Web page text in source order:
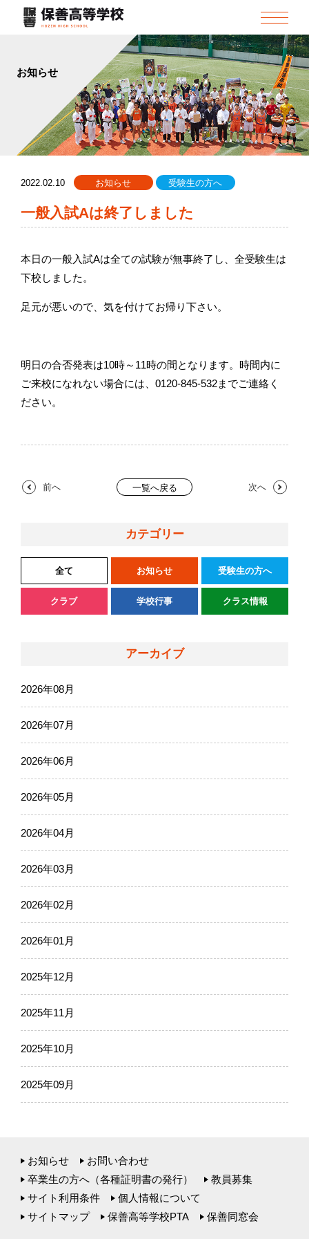
お知らせ
2022.02.10 お知らせ 受験生の方へ
一般入試Aは終了しました
本日の一般入試Aは全ての試験が無事終了し、全受験生は
下校しました。
足元が悪いので、気を付けてお帰り下さい。
明日の合否発表は10時～11時の間となります。時間内に
ご来校になれない場合には、0120-845-532までご連絡く
ださい。
前へ 一覧へ戻る 次へ
カテゴリー
全て お知らせ 受験生の方へ
クラブ 学校行事 クラス情報
アーカイブ
2026年08月
2026年07月
2026年06月
2026年05月
2026年04月
2026年03月
2026年02月
2026年01月
2025年12月
2025年11月
2025年10月
2025年09月
お知らせ
お問い合わせ
卒業生の方へ（各種証明書の発行）
教員募集
サイト利用条件
個人情報について
サイトマップ
保善高等学校PTA 保善同窓会